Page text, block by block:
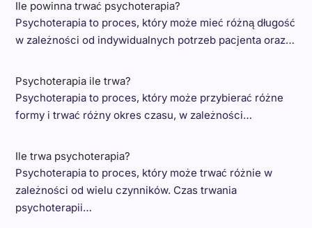
Ile powinna trwać psychoterapia?
Psychoterapia to proces, który może mieć różną długość
w zależności od indywidualnych potrzeb pacjenta oraz…
Psychoterapia ile trwa?
Psychoterapia to proces, który może przybierać różne
formy i trwać różny okres czasu, w zależności…
Ile trwa psychoterapia?
Psychoterapia to proces, który może trwać różnie w
zależności od wielu czynników. Czas trwania
psychoterapii…